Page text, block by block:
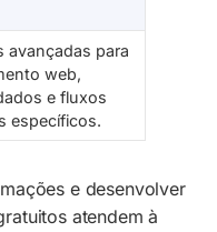
avançadas para
web,
e fluxos
específicos.
e desenvolver
atendem à